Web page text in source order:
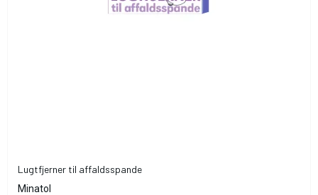
Lugtfjerner til affaldsspande
Minatol